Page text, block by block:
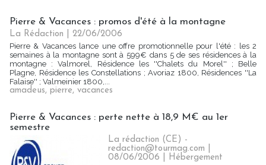
Pierre & Vacances : promos d'été à la montagne
La Rédaction | 22/06/2006
Pierre & Vacances lance une offre promotionnelle pour l'été : les 2
semaines à la montagne sont à 599€ dans 5 de ses résidences à la
montagne : Valmorel, Résidence les ''Chalets du Morel'' ; Belle
Plagne, Résidence les Constellations ; Avoriaz 1800, Résidences ''La
Falaise'' ; Valmeinier 1800,...
amadeus, pierre, vacances
Pierre & Vacances : perte nette à 18,9 M€ au 1er
semestre
La rédaction (CE) -
redaction@tourmag.com |
08/06/2006
Hébergement